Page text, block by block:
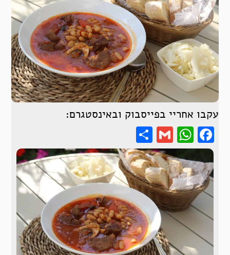
עקבו אחריי בפייסבוק ובאינסטגרם:
Facebook
WhatsApp
Gmail